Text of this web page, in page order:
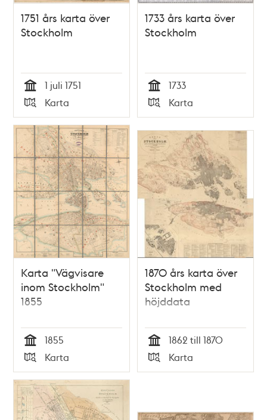
1751 års karta över
Stockholm
Tid
1 juli 1751
Typ
Karta
1733 års karta över
Stockholm
Tid
1733
Typ
Karta
Karta "Vägvisare
inom Stockholm"
1855
Tid
1855
Typ
Karta
1870 års karta över
Stockholm med
höjddata
Tid
1862 till 1870
Typ
Karta